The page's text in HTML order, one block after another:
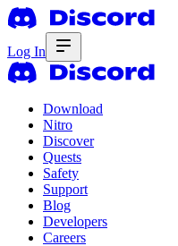
Log In
Download
Nitro
Discover
Quests
Safety
Support
Blog
Developers
Careers